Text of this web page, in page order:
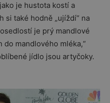
je hustota kostí a
si také hodně „ujíždí“ na
je prý mandlové
do mandlového mléka,“
jídlo jsou artyčoky.